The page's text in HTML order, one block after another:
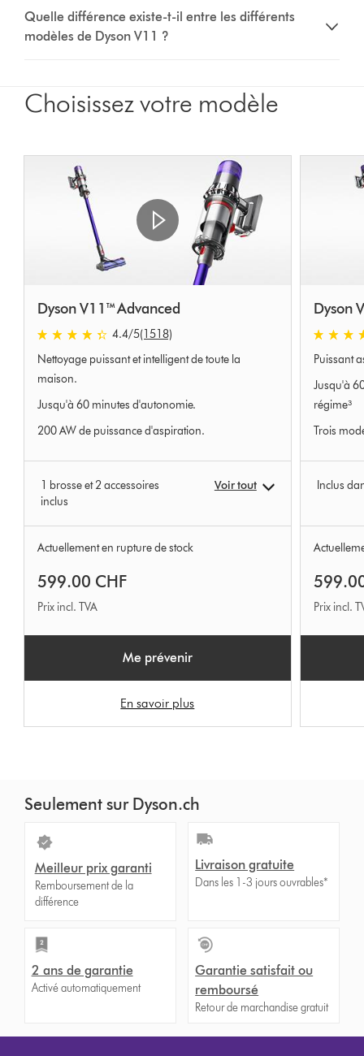
Quelle différence existe-t-il entre les différents
modèles de Dyson V11 ?
Choisissez votre modèle
Dyson V11™ Advanced
4.4
stars
out
5
from
4.4/5(1518)
Nettoyage puissant et intelligent de toute la
maison.
Jusqu'à 60 minutes d'autonomie.
200 AW de puissance d'aspiration.
1 brosse et 2 accessoires
inclus
Voir tout
Actuellement en rupture de stock
599.00 CHF
Prix incl. TVA
Me prévenir
En savoir plus
Dyson
4.6
stars
out
5
from
Puissant
Jusqu'à
régime³
Trois
Inclus
Prix incl.
Seulement sur Dyson.ch
Meilleur prix garanti
Remboursement de la
différence
Livraison gratuite
Dans les 1-3 jours ouvrables*
2 ans de garantie
Activé automatiquement
Garantie satisfait ou
remboursé
Retour de marchandise gratuit